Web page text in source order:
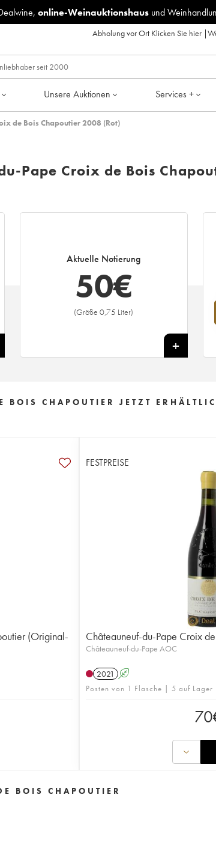
online-Weinauktionshausund
Abholung vor Ort Klicken Sie hier|
Unsere Auktionen Services +
de Bois Chapoutier 2008 (Rot)
Pape Croix de Bois
Aktuelle Notierung
50€
(Größe 0,75 Liter)
+
CHAPOUTIER JETZT
(Original-
FESTPREISE
Châteauneuf-du-Pape Croix
Châteauneuf-du-Pape AOC
2021 A
Posten von 1 Flasche | 5 auf Lager
70
BOIS CHAPOUTIER